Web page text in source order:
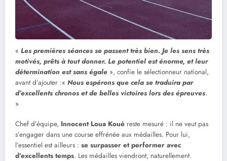
« Les premières séances se passent très bien. Je les sens très
motivés, prêts à tout donner. Le potentiel est énorme, et leur
détermination est sans égale », confie le sélectionneur national,
avant d’ajouter :« Nous espérons que cela se traduira par
d’excellents chronos et de belles victoires lors des épreuves.
»
Chef d’équipe, Innocent Loua Koué reste mesuré : il ne veut pas
s’engager dans une course effrénée aux médailles. Pour lui,
l’essentiel est ailleurs : se surpasser et performer avec
d’excellents temps. Les médailles viendront, naturellement.